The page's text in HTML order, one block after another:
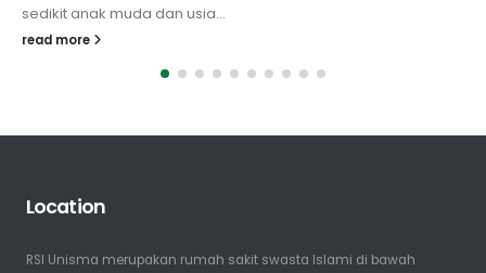
sedikit anak muda dan usia...
read more
Location
RSI Unisma merupakan rumah sakit swasta Islami di bawah